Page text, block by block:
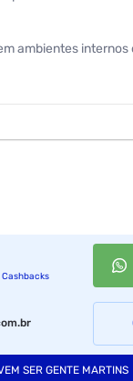
ambientes internos
SER GENTE MARTINS